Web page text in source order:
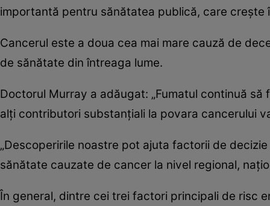
importantă pentru sănătatea publică, care crește
Cancerul este a doua cea mai mare cauză de
de sănătate din întreaga lume.
Doctorul Murray a adăugat: „Fumatul continuă
alți contributori substanțiali la povara cancerului
„Descoperirile noastre pot ajuta factorii de
sănătate cauzate de cancer la nivel regional,
În general, dintre cei trei factori principali de risc